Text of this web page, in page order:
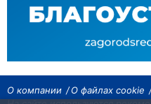
О компании
О файлах cookie